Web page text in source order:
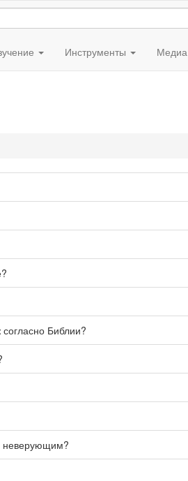
Инструменты Медиа
Библии?
неверующим?